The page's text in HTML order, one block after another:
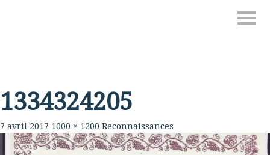
1334324205
7 avril 2017 1000 × 1200 Reconnaissances